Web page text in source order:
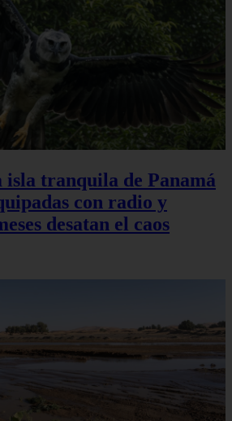
tranquila de Panamá
con radio y
desatan el caos